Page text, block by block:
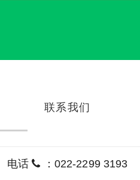
联系我们
电话 ：022-2299 3193